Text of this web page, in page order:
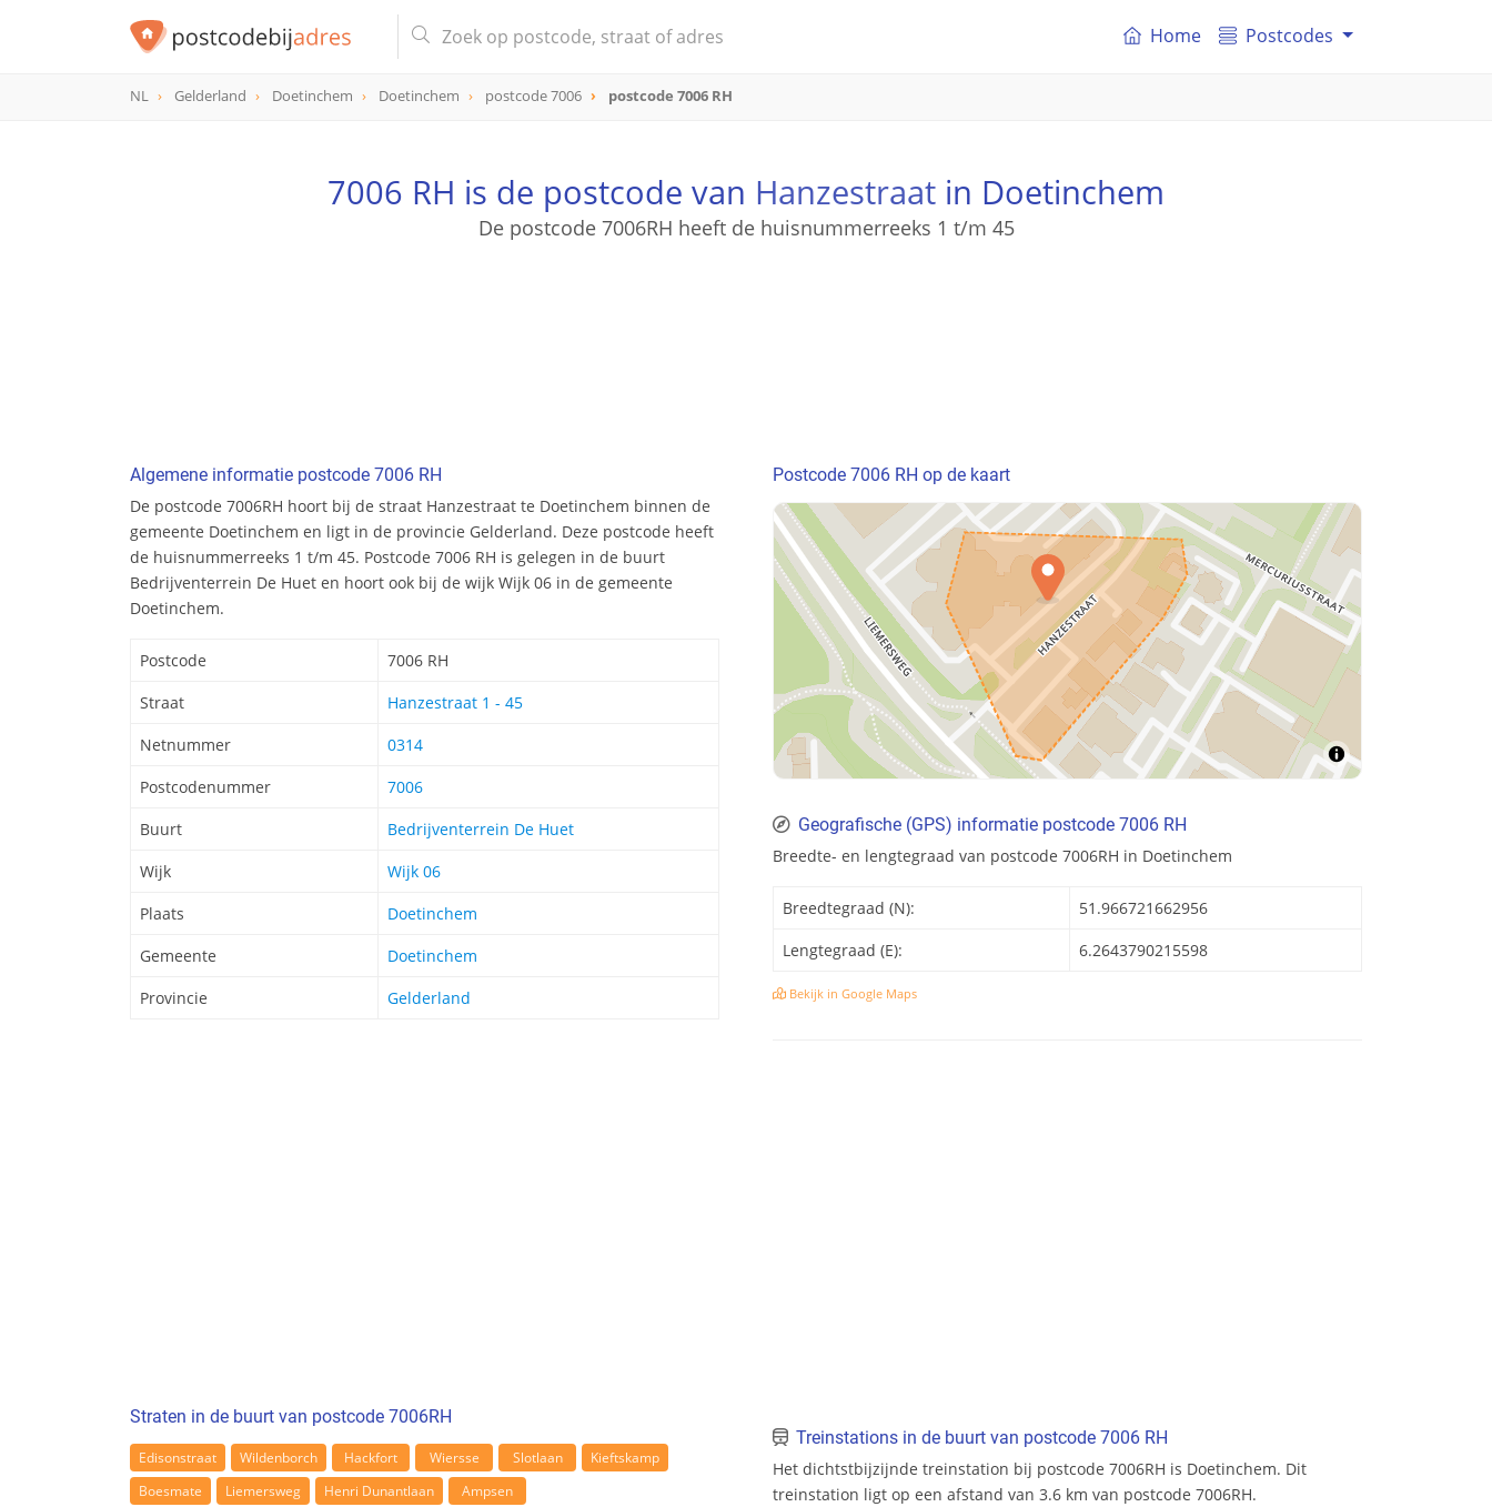
Home Postcodes
NL Gelderland Doetinchem Doetinchem postcode 7006 postcode 7006 RH
7006 RH is de postcode van Hanzestraat in Doetinchem
De postcode 7006RH heeft de huisnummerreeks 1 t/m 45
Algemene informatie postcode 7006 RH
De postcode 7006RH hoort bij de straat Hanzestraat te Doetinchem binnen de
gemeente Doetinchem en ligt in de provincie Gelderland. Deze postcode heeft
de huisnummerreeks 1 t/m 45. Postcode 7006 RH is gelegen in de buurt
Bedrijventerrein De Huet en hoort ook bij de wijk Wijk 06 in de gemeente
Doetinchem.
Postcode
7006 RH
Straat
Hanzestraat 1 - 45
Netnummer
0314
Postcodenummer
7006
Buurt
Bedrijventerrein De Huet
Wijk
Wijk 06
Plaats
Doetinchem
Gemeente
Doetinchem
Provincie
Gelderland
Straten in de buurt van postcode 7006RH
Edisonstraat Wildenborch Hackfort Wiersse Slotlaan
Kieftskamp
Boesmate
Liemersweg Henri Dunantlaan Ampsen
Postcode 7006 RH op de kaart
Geografische (GPS) informatie postcode 7006 RH
Breedte- en lengtegraad van postcode 7006RH in Doetinchem
Breedtegraad (N):
51.966721662956
Lengtegraad (E):
6.2643790215598
Bekijk in Google Maps
Treinstations in de buurt van postcode 7006 RH
Het dichtstbijzijnde treinstation bij postcode 7006RH is Doetinchem. Dit
treinstation ligt op een afstand van 3.6 km van postcode 7006RH.